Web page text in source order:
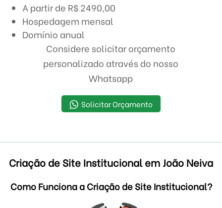
A partir de R$ 2490,00
Hospedagem mensal
Domínio anual
Considere solicitar orçamento
personalizado através do nosso
Whatsapp
Solicitar Orçamento
Criação de Site Institucional em João Neiva
Como Funciona a Criação de Site Institucional?